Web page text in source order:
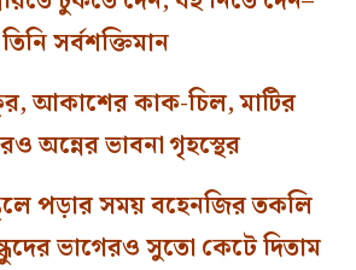
তিনি সর্বশক্তিমান
আকাশের কাক-চিল, মাটির
অন্নের ভাবনা গৃহস্থের
পড়ার সময় বহেনজির তকলি
ভাগেরও সুতো কেটে দিতাম